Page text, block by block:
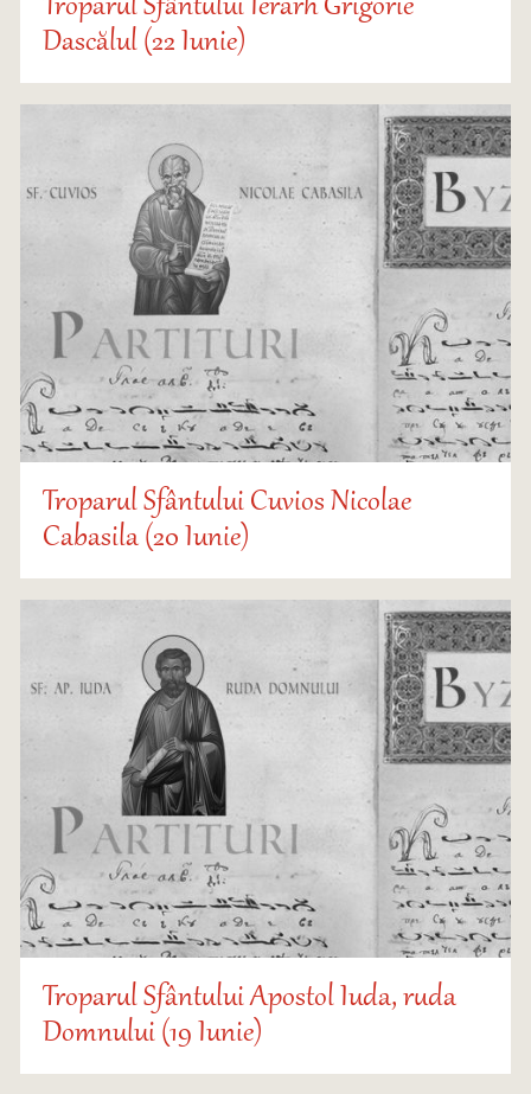
Dascălul (22 Iunie)
Troparul Sfântului Cuvios Nicolae
Cabasila (20 Iunie)
Troparul Sfântului Apostol Iuda, ruda
Domnului (19 Iunie)